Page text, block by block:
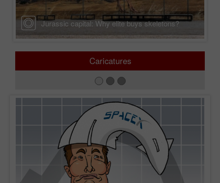
Jurassic capital: Why elite buys skeletons?
Caricatures